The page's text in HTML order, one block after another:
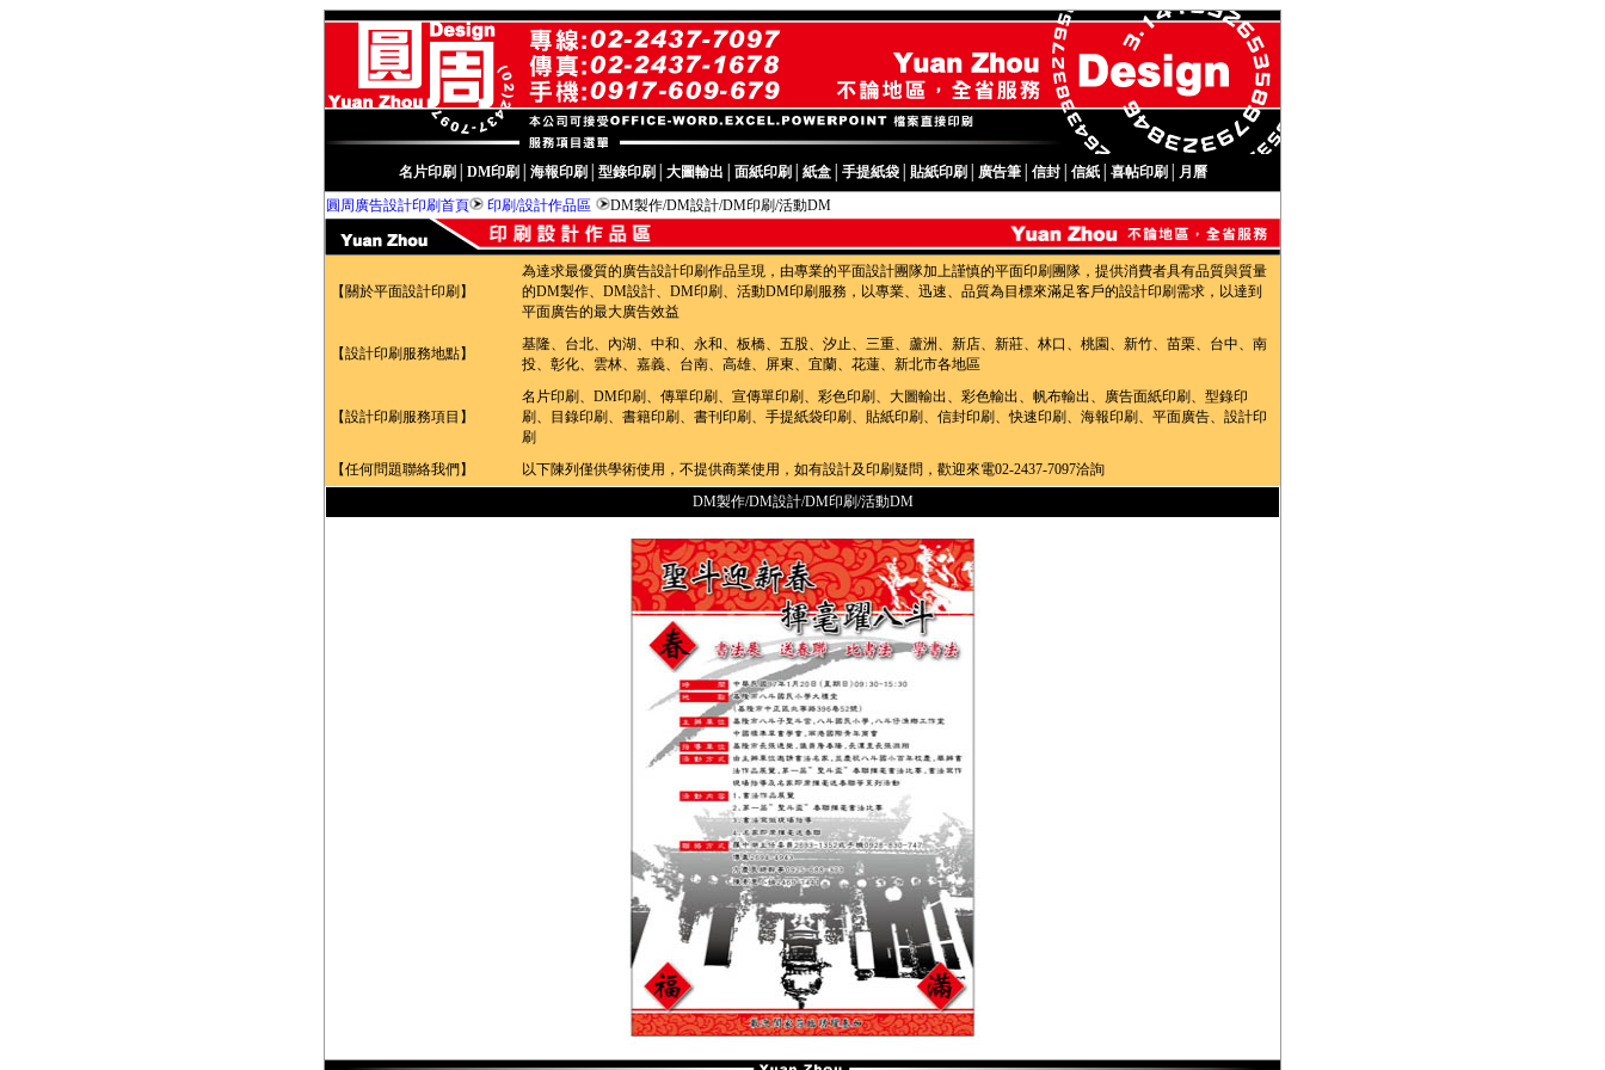
名片印刷 DM印刷 海報印刷 型錄印刷 大圖輸出 面紙印刷 紙盒│ 手提紙袋│ 貼紙印刷 廣告筆│ 信封│ 信紙│ 喜帖印刷
月曆
圓周廣告設計印刷首頁
印刷/設計作品區 DM製作/DM設計/DM印刷/活動DM
【關於平面設計印刷】
為達求最優質的廣告設計印刷作品呈現，由專業的平面設計團隊加上謹慎的平面印刷團隊，提供消費者具有品質與質量
的DM製作、DM設計、DM印刷、活動DM印刷服務，以專業、迅速、品質為目標來滿足客戶的設計印刷需求，以達到
平面廣告的最大廣告效益
【設計印刷服務地點】
基隆、台北、內湖、中和、永和、板橋、五股、汐止、三重、蘆洲、新店、新莊、林口、桃園、新竹、苗栗、台中、南
投、彰化、雲林、嘉義、台南、高雄、屏東、宜蘭、花蓮、新北市各地區
【設計印刷服務項目】
名片印刷、DM印刷、傳單印刷、宣傳單印刷、彩色印刷、大圖輸出、彩色輸出、帆布輸出、廣告面紙印刷、型錄印
刷、目錄印刷、書籍印刷、書刊印刷、手提紙袋印刷、貼紙印刷、信封印刷、快速印刷、海報印刷、平面廣告、設計印
刷
【任何問題聯絡我們】
以下陳列僅供學術使用，不提供商業使用，如有設計及印刷疑問，歡迎來電02-2437-7097洽詢
DM製作/DM設計/DM印刷/活動DM